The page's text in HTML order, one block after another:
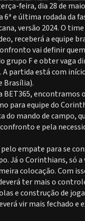
feira, dia 28 de
e última rodada da
versão 2024. O
receberá a equipe
vai definir
grupo F e obter vaga
A partida está com
Brasília).
BET365, encontramos
para equipe do
do mando de campo,
e pela
empate para se
Já o Corinthians, só
colocação. Com
ter mais o
e construção de
vir mais fechado e